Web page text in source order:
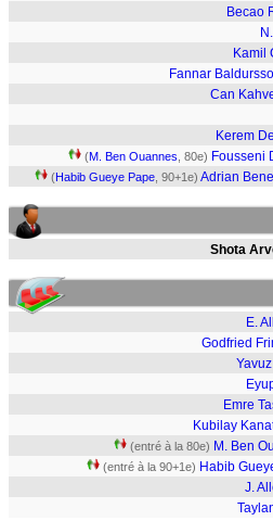
Becao
Kamil
Fannar
Can
Kerem
(M. Ben Ouannes , 80e) Fousseni
(Habib Gueye Pape , 90+1e) Adrian
Shota
E.
Godfried
Emre
Kubilay
(entré à la 80e) M. Ben
(entré à la 90+1e) Habib
J.